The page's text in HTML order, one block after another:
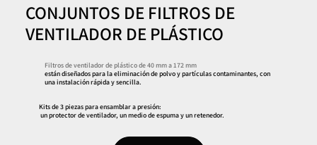
CONJUNTOS DE FILTROS DE
VENTILADOR DE PLÁSTICO
Filtros de ventilador de plástico de 40 mm a 172 mm
están diseñados para la eliminación de polvo y partículas contaminantes, con
una instalación rápida y sencilla.
Kits de 3 piezas para ensamblar a presión:
un protector de ventilador, un medio de espuma y un retenedor.